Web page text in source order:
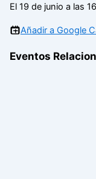
El 19 de junio a las
Añadir a Google
Eventos